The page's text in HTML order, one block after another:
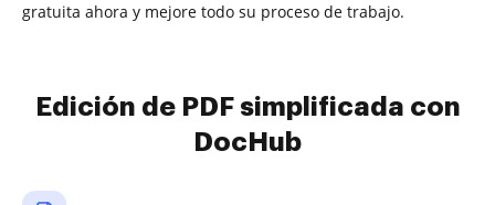
gratuita ahora y mejore todo su proceso de trabajo.
Edición de PDF simplificada con
DocHub